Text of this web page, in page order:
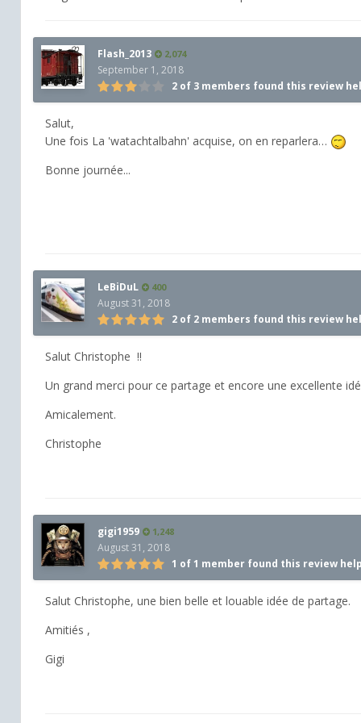
Flash_2013 2,074
September 1, 2018
2 of 3 members found this review
Salut,
Une fois La 'watachtalbahn' acquise, on en reparlera…
Bonne journée...
LeBiDuL 400
August 31, 2018
2 of 2 members found this review
Salut Christophe !!
Un grand merci pour ce partage et encore une excellente
Amicalement.
Christophe
gigi1959 1,248
August 31, 2018
1 of 1 member found this review
Salut Christophe, une bien belle et louable idée de partage.
Amitiés ,
Gigi